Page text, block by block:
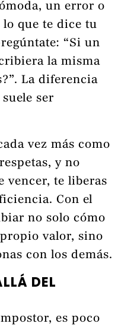
un error o
que te dice tu
“Si un
la misma
La diferencia
ser
vez más como
y no
vencer, te liberas
Con el
no solo cómo
valor, sino
con los demás.
DEL
es poco